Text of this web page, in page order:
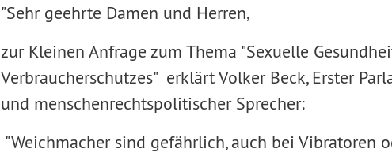
"Sehr geehrte Damen und Herren,
zur Kleinen Anfrage zum Thema "Sexuelle
Verbraucherschutzes" erklärt Volker Beck, Erster
und menschenrechtspolitischer Sprecher:
"Weichmacher sind gefährlich, auch bei Vibratoren